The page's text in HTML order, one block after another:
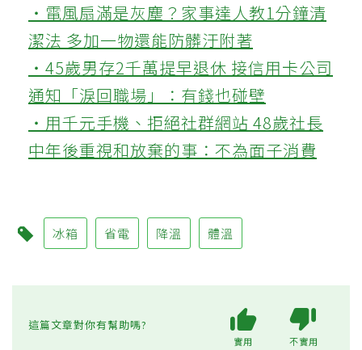
‧電風扇滿是灰塵？家事達人教1分鐘清
潔法 多加一物還能防髒汙附著
‧45歲男存2千萬提早退休 接信用卡公司
通知「淚回職場」：有錢也碰壁
‧用千元手機、拒絕社群網站 48歲社長
中年後重視和放棄的事：不為面子消費
冰箱 省電 降溫 體溫
這篇文章對你有幫助嗎?
實用 不實用